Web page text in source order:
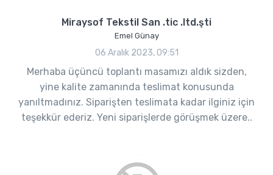
Miraysof Tekstil San .tic .ltd.şti
Emel Günay
06 Aralık 2023, 09:51
Merhaba üçüncü toplantı masamızı aldık sizden,
yine kalite zamanında teslimat konusunda
yanıltmadınız. Siparişten teslimata kadar ilginiz için
teşekkür ederiz. Yeni siparişlerde görüşmek üzere..